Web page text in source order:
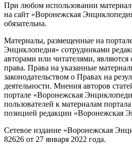
При любом использовании
на сайт «Воронежская
обязательна.
Материалы, размещенные на
Энциклопедия» сотрудниками
авторами или читателями, являются
права. Права на указанные
законодательством о Правах на
деятельности. Мнения авторов
портале «Воронежская
пользователей к материалам
позицией редакции «Воронежская
Сетевое издание «Воронежская
82626 от 27 января 2022 года.